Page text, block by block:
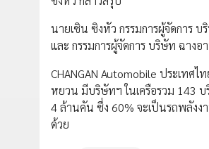
นายเซิน ซิงหัว กรรมการผู้จัดการ บ
และ กรรมการผู้จัดการ บริษัท ฉางอ
CHANGAN Automobile ประเทศ
หยวน มีบริษัทฯ ในเครือรวม 143
4 ล้านคัน ซึ่ง 60% จะเป็นรถพลังง
ด้วย